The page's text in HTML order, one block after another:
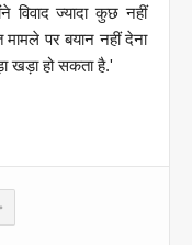
विवाद ज्यादा कुछ नहीं
मामले पर बयान नहीं देना
खड़ा हो सकता है.'